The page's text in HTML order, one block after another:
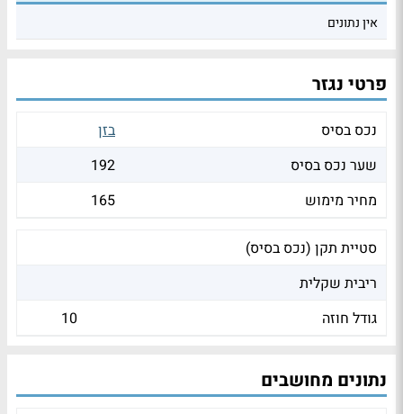
אין נתונים
פרטי נגזר
נכס בסיס
בזן
שער נכס בסיס
192
מחיר מימוש
165
סטיית תקן (נכס בסיס)
ריבית שקלית
גודל חוזה
10
נתונים מחושבים